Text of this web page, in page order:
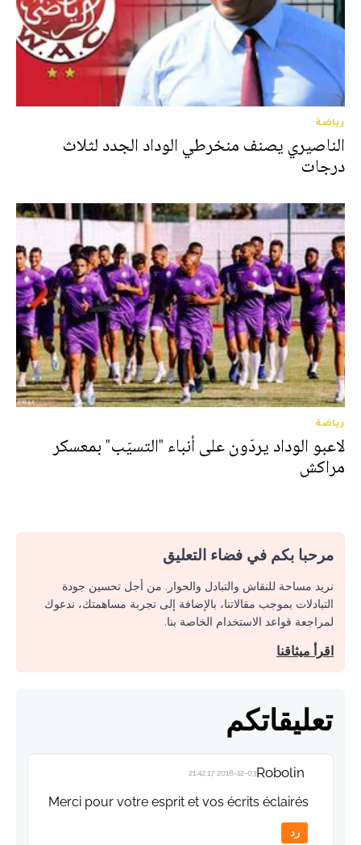
رياضة
الناصيري يصنف منخرطي الوداد الجدد لثلاث
درجات
رياضة
لاعبو الوداد يردّون على أنباء "التسيّب" بمعسكر
مراكش
مرحبا بكم في فضاء التعليق
نريد مساحة للنقاش والتبادل والحوار. من أجل تحسين جودة
التبادلات بموجب مقالاتنا، بالإضافة إلى تجربة مساهمتك، ندعوك
لمراجعة قواعد الاستخدام الخاصة بنا.
اقرأ ميثاقنا
تعليقاتكم
Robolin
2018-12-03 21:42:17
Merci pour votre esprit et vos écrits éclairés
رد